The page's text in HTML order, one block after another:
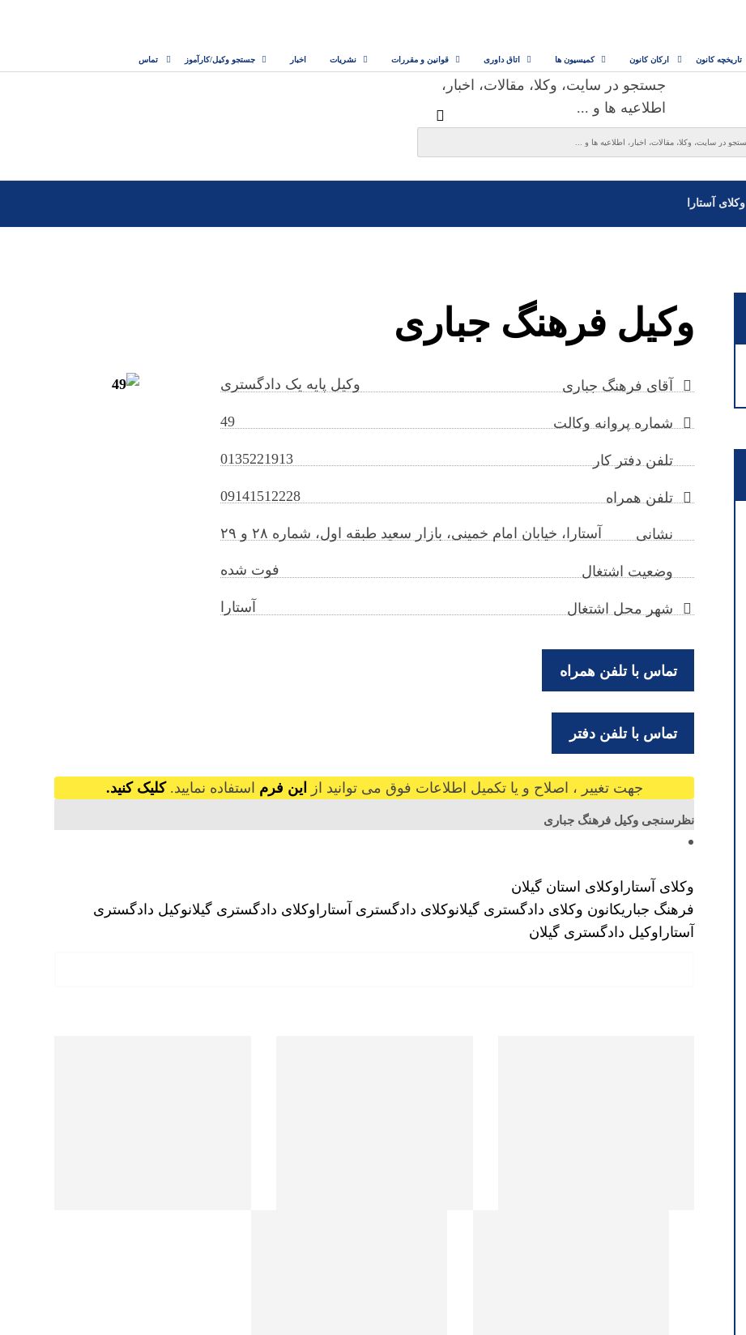
تاریخچه کانون ارکان کانون کمیسیون ها اتاق داوری قوانین و مقررات نشریات اخبار جستجو وکیل/کارآموز تماس
جستجو در سایت، وکلا، مقالات، اخبار،
اطلاعیه ها و ...
وکلای آستارا
وکیل فرهنگ جباری
آقای فرهنگ جباری وکیل پایه یک دادگستری
شماره پروانه وکالت 49
تلفن دفتر کار 0135221913
تلفن همراه 09141512228
نشانی آستارا، خیابان امام خمینی، بازار سعید طبقه اول، شماره ۲۸ و ۲۹
وضعیت اشتغال فوت شده
شهر محل اشتغال آستارا
تماس با تلفن همراه
تماس با تلفن دفتر
جهت تغییر ، اصلاح و یا تکمیل اطلاعات فوق می توانید از این فرم استفاده نمایید. کلیک کنید.
نظرسنجی وکیل فرهنگ جباری
وکلای آستارا وکلای استان گیلان
فرهنگ جباریکانون وکلای دادگستری گیلانوکلای دادگستری آستارا وکلای دادگستری گیلانوکیل دادگستری
آستارا وکیل دادگستری گیلان